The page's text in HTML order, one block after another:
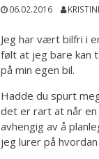
06.02.2016
Jeg har vært bilfri i
følt at jeg bare kan
på min egen bil.
Hadde du spurt
det er rart at når
avhengig av å
jeg lurer på